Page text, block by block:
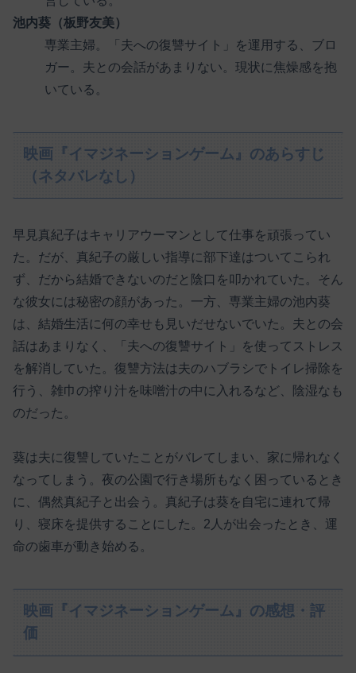
池内葵（板野友美）
専業主婦。「夫への復讐サイト」を運用する、ブロ
ガー。夫との会話があまりない。現状に焦燥感を抱
いている。
映画『イマジネーションゲーム』のあらすじ
（ネタバレなし）
早見真紀子はキャリアウーマンとして仕事を頑張ってい
た。だが、真紀子の厳しい指導に部下達はついてこられ
ず、だから結婚できないのだと陰口を叩かれていた。そん
な彼女には秘密の顔があった。一方、専業主婦の池内葵
は、結婚生活に何の幸せも見いだせないでいた。夫との会
話はあまりなく、「夫への復讐サイト」を使ってストレス
を解消していた。復讐方法は夫のハブラシでトイレ掃除を
行う、雑巾の搾り汁を味噌汁の中に入れるなど、陰湿なも
のだった。
葵は夫に復讐していたことがバレてしまい、家に帰れなく
なってしまう。夜の公園で行き場所もなく困っているとき
に、偶然真紀子と出会う。真紀子は葵を自宅に連れて帰
り、寝床を提供することにした。2人が出会ったとき、運
命の歯車が動き始める。
映画『イマジネーションゲーム』の感想・評
価